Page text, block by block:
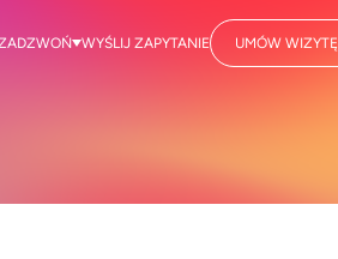
WYŚLIJ ZAPYTANIE UMÓW WIZYTĘ